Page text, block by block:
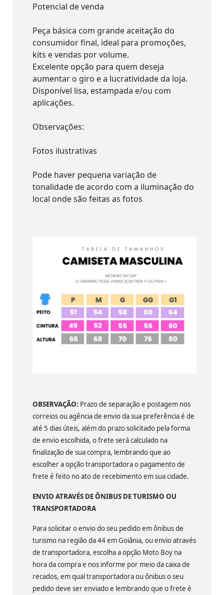
Potencial de venda
Peça básica com grande aceitação do
consumidor final, ideal para promoções,
kits e vendas por volume.
Excelente opção para quem deseja
aumentar o giro e a lucratividade da loja.
Disponível lisa, estampada e/ou com
aplicações.
Observações:
Fotos ilustrativas
Pode haver pequena variação de
tonalidade de acordo com a iluminação do
local onde são feitas as fotos
OBSERVAÇÃO: Prazo de separação e postagem nos
correios ou agência de envio da sua preferência é de
até 5 dias úteis, além do prazo solicitado pela forma
de envio escolhida, o frete será calculado na
finalização de sua compra, lembrando que ao
escolher a opção transportadora o pagamento de
frete é feito no ato de recebimento em sua cidade.
ENVIO ATRAVÉS DE ÔNIBUS DE TURISMO OU
TRANSPORTADORA
Para solicitar o envio do seu pedido em ônibus de
turismo na região da 44 em Goiânia, ou envio através
de transportadora, escolha a opção Moto Boy na
hora da compra e nos informe por meio da caixa de
recados, em qual transportadora ou ônibus o seu
pedido deve ser enviado e lembrando que o frete é